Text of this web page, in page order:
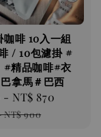
咖啡 10入一組
/ 10包濾掛 #
#精品咖啡#衣
拿馬＃巴西
- NT$ 870
NT$ 900